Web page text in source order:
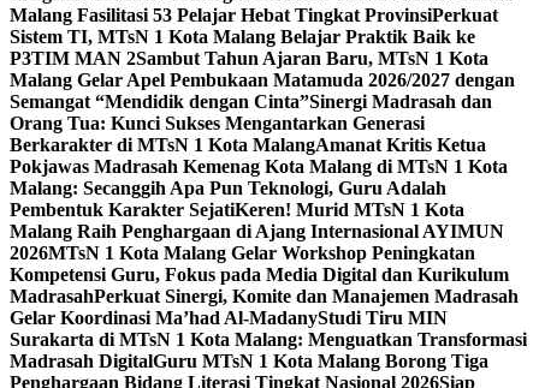
Malang Fasilitasi 53 Pelajar Hebat Tingkat ProvinsiPerkuat
Sistem TI, MTsN 1 Kota Malang Belajar Praktik Baik ke
P3TIM MAN 2Sambut Tahun Ajaran Baru, MTsN 1 Kota
Malang Gelar Apel Pembukaan Matamuda 2026/2027 dengan
Semangat “Mendidik dengan Cinta”Sinergi Madrasah dan
Orang Tua: Kunci Sukses Mengantarkan Generasi
Berkarakter di MTsN 1 Kota MalangAmanat Kritis Ketua
Pokjawas Madrasah Kemenag Kota Malang di MTsN 1 Kota
Malang: Secanggih Apa Pun Teknologi, Guru Adalah
Pembentuk Karakter SejatiKeren! Murid MTsN 1 Kota
Malang Raih Penghargaan di Ajang Internasional AYIMUN
2026MTsN 1 Kota Malang Gelar Workshop Peningkatan
Kompetensi Guru, Fokus pada Media Digital dan Kurikulum
MadrasahPerkuat Sinergi, Komite dan Manajemen Madrasah
Gelar Koordinasi Ma’had Al-MadanyStudi Tiru MIN
Surakarta di MTsN 1 Kota Malang: Menguatkan Transformasi
Madrasah DigitalGuru MTsN 1 Kota Malang Borong Tiga
Penghargaan Bidang Literasi Tingkat Nasional 2026Siap